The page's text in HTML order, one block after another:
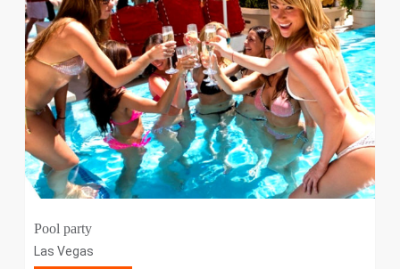
Pool party
Las Vegas